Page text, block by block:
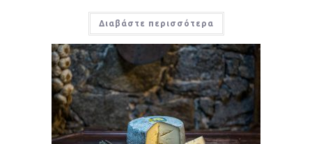
Διαβάστε περισσότερα